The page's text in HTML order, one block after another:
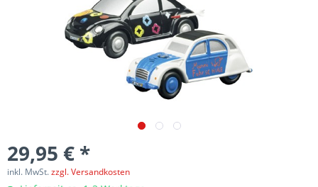
29,95 € *
inkl. MwSt.zzgl. Versandkosten